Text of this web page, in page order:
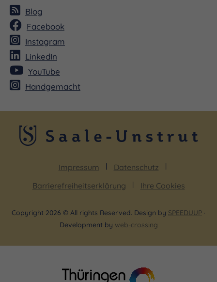
Blog
Facebook
Instagram
LinkedIn
YouTube
Handgemacht
Impressum
Datenschutz
Barrierefreiheitserklärung
Ihre Cookies
Copyright 2026 © All rights Reserved. Design by SPEEDUUP ·
Development by web-crossing